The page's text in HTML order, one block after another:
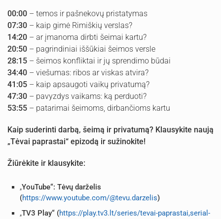
00:00 – temos ir pašnekovų pristatymas
07:30 – kaip gimė Rimiškių verslas?
14:20 – ar įmanoma dirbti šeimai kartu?
20:50 – pagrindiniai iššūkiai šeimos versle
28:15 – šeimos konfliktai ir jų sprendimo būdai
34:40 – viešumas: ribos ar viskas atvira?
41:05 – kaip apsaugoti vaikų privatumą?
47:30 – pavyzdys vaikams: ką perduoti?
53:55 – patarimai šeimoms, dirbančioms kartu
Kaip suderinti darbą, šeimą ir privatumą? Klausykite naują
„Tėvai paprastai“ epizodą ir sužinokite!
Žiūrėkite ir klausykite:
„YouTube“: Tėvų darželis
(https://www.youtube.com/@tevu.darzelis)
„TV3 Play“ (https://play.tv3.lt/series/tevai-paprastai,serial-